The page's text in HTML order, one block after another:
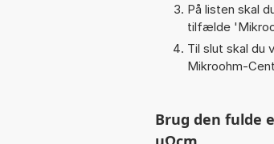
På listen skal
tilfælde '
Til slut skal
Mikroohm-
Brug den fulde